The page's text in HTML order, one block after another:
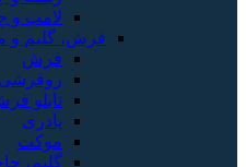
لامپ و
فرش، گلیم و
فرش
روفرشی
تابلو
پادری
موکت
گلیم،